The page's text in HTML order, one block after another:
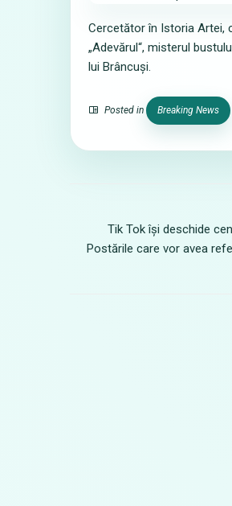
Cercetător în Istoria Artei,
„Adevărul“, misterul
lui Brâncuși.
Posted in Breaking News
Tik Tok își deschide
Postările care vor avea